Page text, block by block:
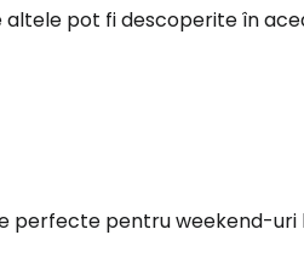
altele pot fi descoperite în
perfecte pentru weekend-uri
vă la